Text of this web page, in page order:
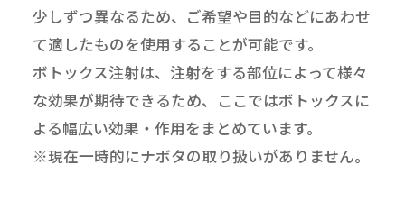
少しずつ異なるため、ご希望や目的などにあわせ
て適したものを使用することが可能です。
ボトックス注射は、注射をする部位によって様々
な効果が期待できるため、ここではボトックスに
よる幅広い効果・作用をまとめています。
※現在一時的にナボタの取り扱いがありません。